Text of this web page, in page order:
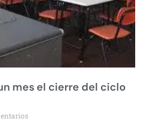
mes el cierre del ciclo